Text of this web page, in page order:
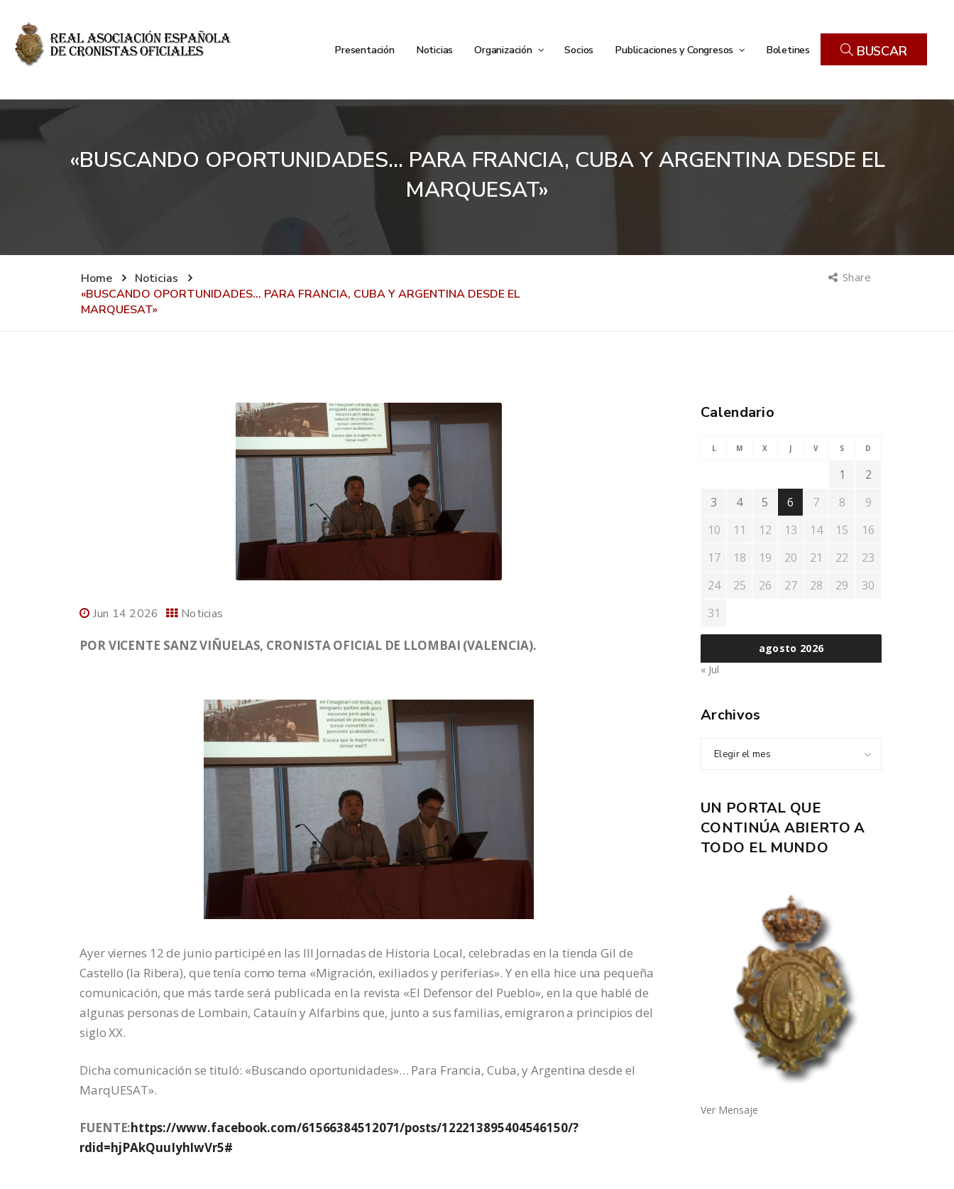
Presentación Noticias Organización Socios Publicaciones y Congresos Boletines BUSCAR
«BUSCANDO OPORTUNIDADES… PARA FRANCIA, CUBA Y ARGENTINA DESDE EL
MARQUESAT»
Home
Noticias
«BUSCANDO OPORTUNIDADES… PARA FRANCIA, CUBA Y ARGENTINA DESDE EL
MARQUESAT»
Share
Jun 14 2026 Noticias
POR VICENTE SANZ VIÑUELAS, CRONISTA OFICIAL DE LLOMBAI (VALENCIA).
Ayer viernes 12 de junio participé en las III Jornadas de Historia Local, celebradas en la tienda Gil de
Castello (la Ribera), que tenía como tema «Migración, exiliados y periferias». Y en ella hice una pequeña
comunicación, que más tarde será publicada en la revista «El Defensor del Pueblo», en la que hablé de
algunas personas de Lombain, Catauín y Alfarbins que, junto a sus familias, emigraron a principios del
siglo XX.
Dicha comunicación se tituló: «Buscando oportunidades»… Para Francia, Cuba, y Argentina desde el
MarqUESAT».
FUENTE:https://www.facebook.com/61566384512071/posts/122213895404546150/?
rdid=hjPAkQuuIyhIwVr5#
Calendario
agosto 2026
L M X J V S D
1
2
3
4 5 6 7 8
9
10
11 12 13 14 15
16
17
18 19 20 21 22
23
24
25 26 27 28 29
30
31
« Jul
Archivos
Elegir el mes
UN PORTAL QUE
CONTINÚA ABIERTO A
TODO EL MUNDO
Ver Mensaje